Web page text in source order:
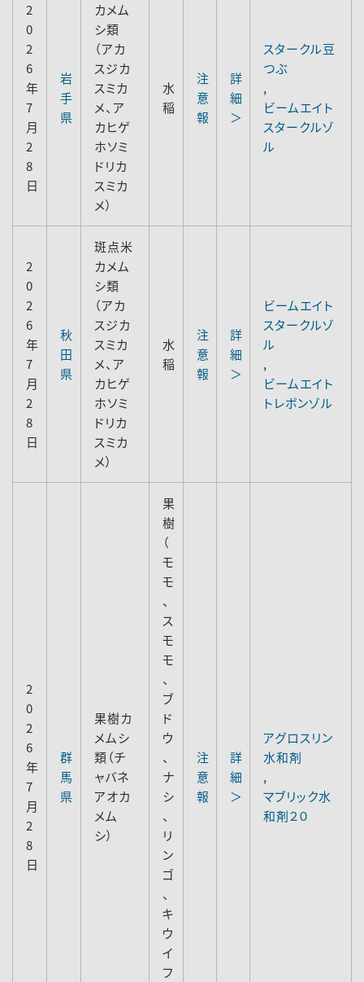
2
0
2
6
年
7
月
2
8
日
岩
手
県
カメム
シ類
（アカ
スジカ
スミカ
メ、ア
カヒゲ
ホソミ
ドリカ
スミカ
メ）
水
稲
注
意
報
詳
細
＞
スタークル豆
つぶ
,
ビームエイト
スタークルゾ
ル
2
0
2
6
年
7
月
2
8
日
秋
田
県
斑点米
カメム
シ類
（アカ
スジカ
スミカ
メ、ア
カヒゲ
ホソミ
ドリカ
スミカ
メ）
水
稲
注
意
報
詳
細
＞
ビームエイト
スタークルゾ
ル
,
ビームエイト
トレボンゾル
2
0
2
6
年
7
月
2
8
日
群
馬
県
果樹カ
メムシ
類（チ
ャバネ
アオカ
メム
シ）
果
樹
（
モ
モ
、
ス
モ
モ
、
ブ
ド
ウ
、
ナ
シ
、
リ
ン
ゴ
、
キ
ウ
イ
フ
注
意
報
詳
細
＞
アグロスリン
水和剤
,
マブリック水
和剤２０